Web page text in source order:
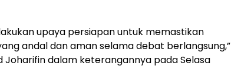
upaya persiapan untuk memastikan
andal dan aman selama debat berlangsung,”
Joharifin dalam keterangannya pada Selasa